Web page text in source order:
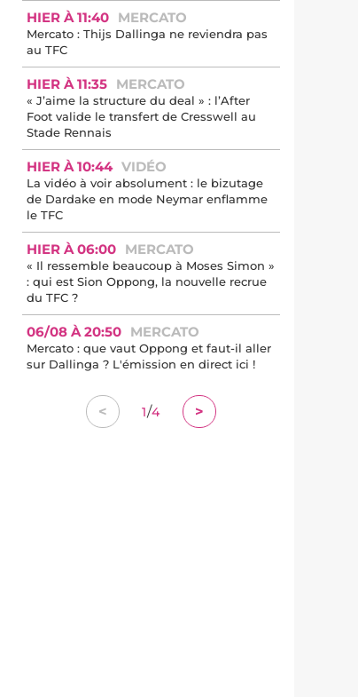
HIER À 11:40 MERCATO
Mercato : Thijs Dallinga ne reviendra pas
au TFC
HIER À 11:35 MERCATO
« J’aime la structure du deal » : l’After
Foot valide le transfert de Cresswell au
Stade Rennais
HIER À 10:44 VIDÉO
La vidéo à voir absolument : le bizutage
de Dardake en mode Neymar enflamme
le TFC
HIER À 06:00 MERCATO
« Il ressemble beaucoup à Moses Simon »
: qui est Sion Oppong, la nouvelle recrue
du TFC ?
06/08 À 20:50 MERCATO
Mercato : que vaut Oppong et faut-il aller
sur Dallinga ? L'émission en direct ici !
< 1/4 >